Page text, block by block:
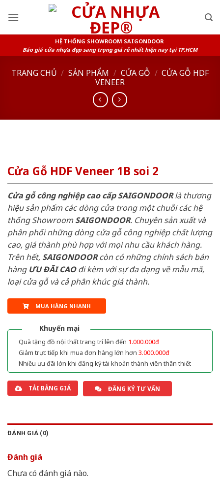
HỆ THỐNG SHOWROOM SAIGONDOOR
Báo giá cửa nhựa đẹp sang trọng giá rẻ nhất hiện nay tại TP.HCM
TRANG CHỦ / SẢN PHẨM / CỬA GỖ / CỬA GỖ HDF
VENEER
Cửa Gỗ HDF Veneer 1B soi 2
Cửa gỗ công nghiệp cao cấp SAIGONDOORlà thương
hiệu sản phẩm các dòng cửa trong một chuỗi các hệ
thống ShowroomSAIGONDOOR. Chuyên sản xuất và
phân phối những dòng cửa gỗ công nghiệp chất lượng
cao, giá thành phù hợp với mọi nhu cầu khách hàng.
Trên hết, SAIGONDOORcòn có những chính sách bán
hàng ƯU ĐÃI CAOđi kèm với sự đa dạng về mẫu mã,
loại cửa gỗ và cả phân khúc giá thành.
MUA HÀNG NHANH
Khuyến mại
Quà tặng đồ nội thất trang trí lên đến 1.000.000đ
Giảm trực tiếp khi mua đơn hàng lớn hơn 3.000.000đ
Nhiều ưu đãi lớn khi đăng ký tài khoản thành viên thân thiết
TẢI BẢNG GIÁ ĐĂNG KÝ TƯ VẤN
ĐÁNH GIÁ (0)
Đánh giá
Chưa có đánh giá nào.